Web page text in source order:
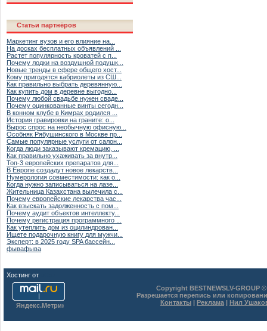
Статьи партнёров
Маркетинг вузов и его влияние на...
На досках бесплатных объявлений ...
Растет популярность кроватей с п...
Почему лодки на воздушной подушк...
Новые тренды в сфере общего хост...
Кому пригодятся кабриолеты из СШ...
Как правильно выбрать деревянную...
Как купить дом в деревне выгодно...
Почему любой свадьбе нужен сваде...
Почему оцинкованные винты сегодн...
В конном клубе в Кимрах родился ...
История гравировки на граните: о...
Вырос спрос на необычную офисную...
Особняк Рябушинского в Москве пр...
Самые популярные услуги от салон...
Когда люди заказывают кремацию, ...
Как правильно ухаживать за внутр...
Топ-3 европейских препаратов для...
В Европе создадут новое лекарств...
Нумерология совместимости: как о...
Когда нужно записываться на лазе...
Жительница Казахстана вылечила с...
Почему европейские лекарства час...
Как взыскать задолженность с пом...
Почему аудит объектов интеллекту...
Почему регистрация программного ...
Как утеплить дом из оцилиндрован...
Ищете подарочную книгу для мужчи...
Эксперт: в 2025 году SPA бассейн...
фывафыва
Хостинг от
Copyright BESTNEWSLV-GROUP
Разрешается перепись или
Контакты | Реклама | Нил